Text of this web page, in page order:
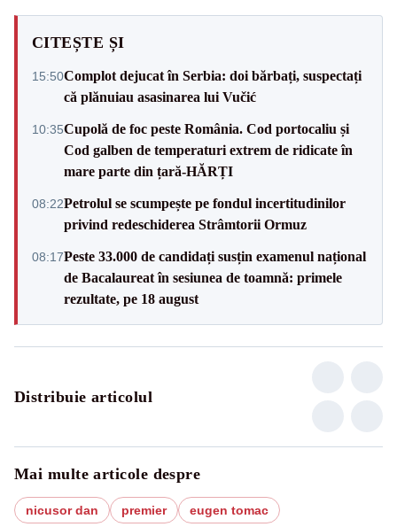
CITEȘTE ȘI
15:50Complot dejucat în Serbia: doi bărbați, suspectați
că plănuiau asasinarea lui Vučić
10:35Cupolă de foc peste România. Cod portocaliu și
Cod galben de temperaturi extrem de ridicate în
mare parte din țară-HĂRȚI
08:22Petrolul se scumpește pe fondul incertitudinilor
privind redeschiderea Strâmtorii Ormuz
08:17Peste 33.000 de candidați susțin examenul național
de Bacalaureat în sesiunea de toamnă: primele
rezultate, pe 18 august
Distribuie articolul
Mai multe articole despre
nicusor dan premier eugen tomac